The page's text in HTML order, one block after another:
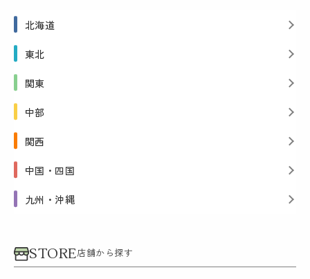
北海道
東北
関東
中部
関西
中国・四国
九州・沖縄
STORE店舗から探す